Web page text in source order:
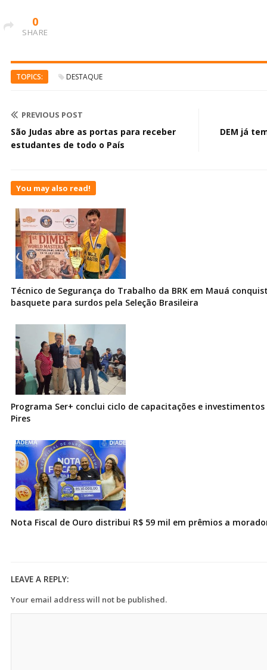
0
SHARE
TOPICS: DESTAQUE
PREVIOUS POST
São Judas abre as portas para receber
estudantes de todo o País
DEM já
You may also read!
Técnico de Segurança do Trabalho da BRK em Mauá
basquete para surdos pela Seleção Brasileira
Programa Ser+ conclui ciclo de capacitações e
Pires
Nota Fiscal de Ouro distribui R$ 59 mil em prêmios a
LEAVE A REPLY:
Your email address will not be published.